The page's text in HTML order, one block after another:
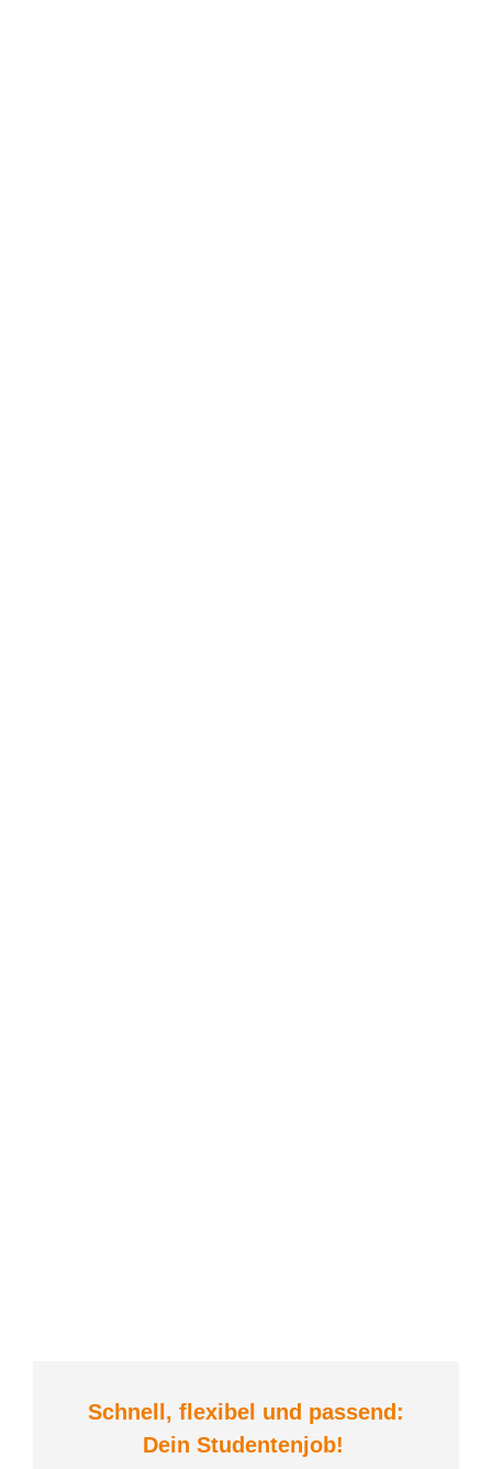
Schnell, flexibel und passend:
Dein Studentenjob!